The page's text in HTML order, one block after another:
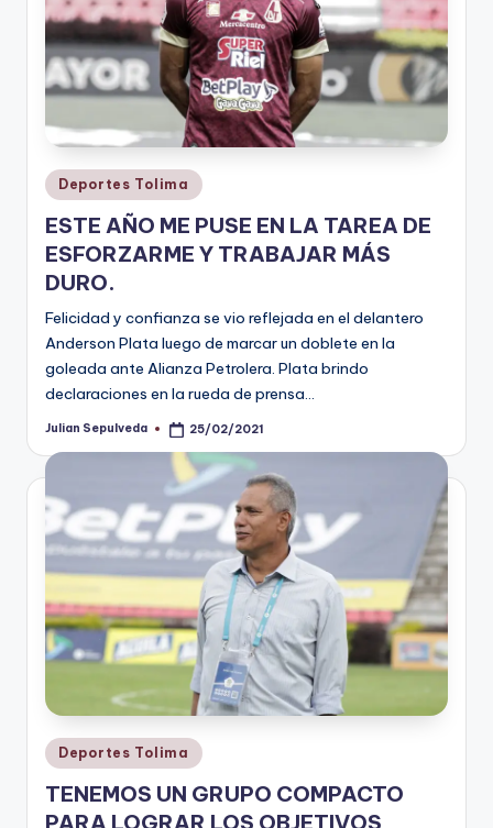
Publicado
en
Deportes Tolima
ESTE AÑO ME PUSE EN LA TAREA DE
ESFORZARME Y TRABAJAR MÁS
DURO.
Felicidad y confianza se vio reflejada en el delantero
Anderson Plata luego de marcar un doblete en la
goleada ante Alianza Petrolera. Plata brindo
declaraciones en la rueda de prensa…
Publicado
Julian Sepulveda 25/02/2021
Publicado
en
Deportes Tolima
TENEMOS UN GRUPO COMPACTO
PARA LOGRAR LOS OBJETIVOS